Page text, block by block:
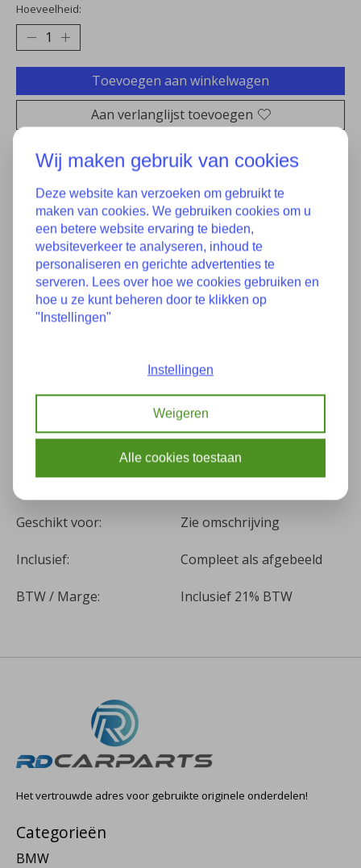
Hoeveelheid:
Toevoegen aan winkelwagen
Aan verlanglijst toevoegen
Plaats bestelling
Specificaties
Staat:
laatste foto
Onbekend
Geschikt voor: Zie omschrijving
Inclusief: Compleet als afgebeeld
BTW / Marge: Inclusief 21% BTW
Het vertrouwde adres voor gebruikte originele onderdelen!
Categorieën
BMW
Wij maken gebruik van cookies
Deze website kan verzoeken om gebruikt te
maken van cookies. We gebruiken cookies om u
een betere website ervaring te bieden,
websiteverkeer te analyseren, inhoud te
personaliseren en gerichte advertenties te
serveren. Lees over hoe we cookies gebruiken en
hoe u ze kunt beheren door te klikken op
"Instellingen"
Instellingen
Weigeren
Alle cookies toestaan